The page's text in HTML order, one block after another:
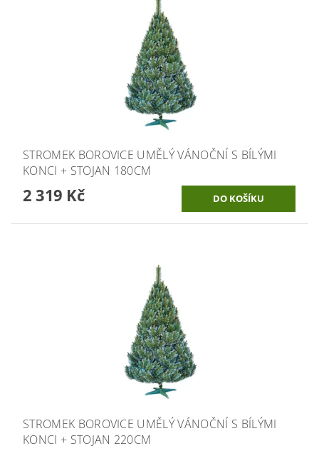
STROMEK BOROVICE UMĚLÝ VÁNOČNÍ S BÍLÝMI
KONCI + STOJAN 180CM
2 319 Kč
STROMEK BOROVICE UMĚLÝ VÁNOČNÍ S BÍLÝMI
KONCI + STOJAN 220CM